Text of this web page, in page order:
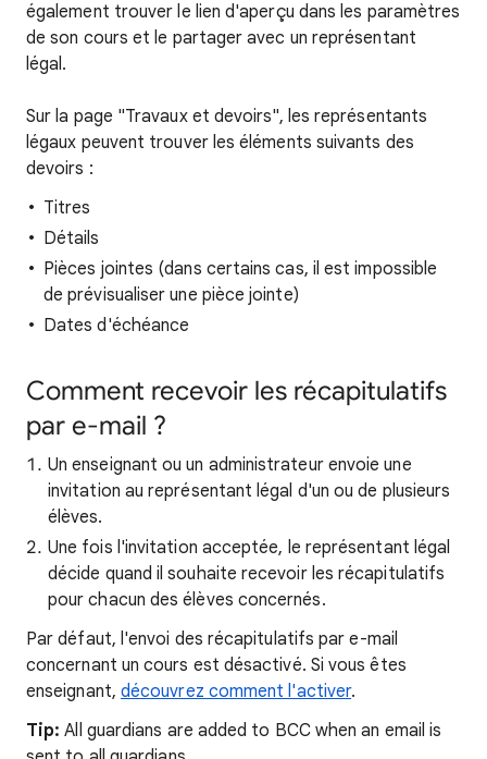
également trouver le lien d'aperçu dans les paramètres
de son cours et le partager avec un représentant
légal.
Sur la page "Travaux et devoirs", les représentants
légaux peuvent trouver les éléments suivants des
devoirs :
Titres
Détails
Pièces jointes (dans certains cas, il est impossible
de prévisualiser une pièce jointe)
Dates d'échéance
Comment recevoir les récapitulatifs
par e-mail ?
Un enseignant ou un administrateur envoie une
invitation au représentant légal d'un ou de plusieurs
élèves.
Une fois l'invitation acceptée, le représentant légal
décide quand il souhaite recevoir les récapitulatifs
pour chacun des élèves concernés.
Par défaut, l'envoi des récapitulatifs par e-mail
concernant un cours est désactivé. Si vous êtes
enseignant, découvrez comment l'activer.
Tip: All guardians are added to BCC when an email is